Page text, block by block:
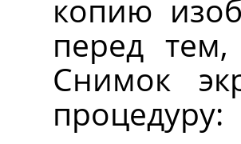
копию
перед
Снимок
процедуру: